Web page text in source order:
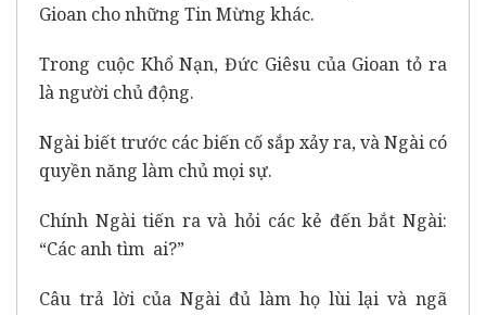
Gioan cho những Tin Mừng khác.
Trong cuộc Khổ Nạn, Đức Giêsu của Gioan tỏ ra
là người chủ động.
Ngài biết trước các biến cố sắp xảy ra, và Ngài có
quyền năng làm chủ mọi sự.
Chính Ngài tiến ra và hỏi các kẻ đến bắt Ngài:
“Các anh tìm ai?”
Câu trả lời của Ngài đủ làm họ lùi lại và ngã